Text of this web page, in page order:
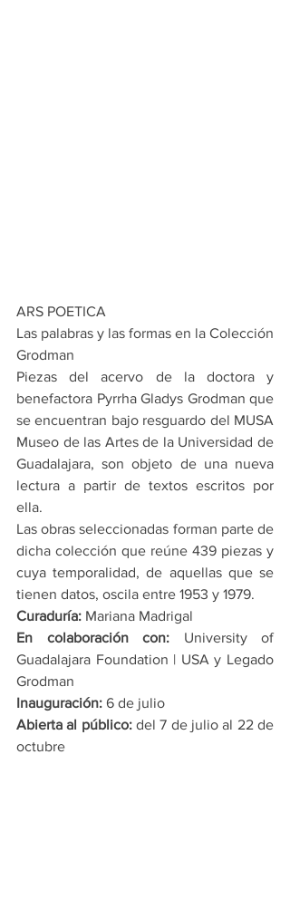
ARS POETICA
Las palabras y las formas en la Colección
Grodman
Piezas del acervo de la doctora y
benefactora Pyrrha Gladys Grodman que
se encuentran bajo resguardo del MUSA
Museo de las Artes de la Universidad de
Guadalajara, son objeto de una nueva
lectura a partir de textos escritos por
ella.
Las obras seleccionadas forman parte de
dicha colección que reúne 439 piezas y
cuya temporalidad, de aquellas que se
tienen datos, oscila entre 1953 y 1979.
Curaduría: Mariana Madrigal
En colaboración con: University of
Guadalajara Foundation | USA y Legado
Grodman
Inauguración: 6 de julio
Abierta al público: del 7 de julio al 22 de
octubre